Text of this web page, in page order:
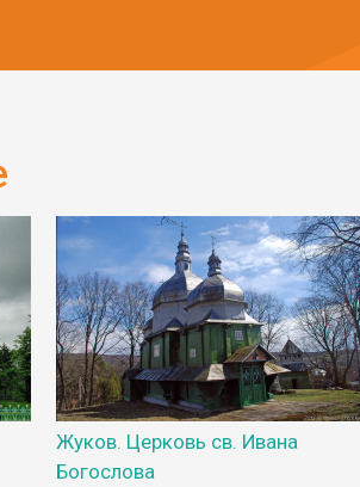
Жуков. Церковь св. Ивана
Богослова